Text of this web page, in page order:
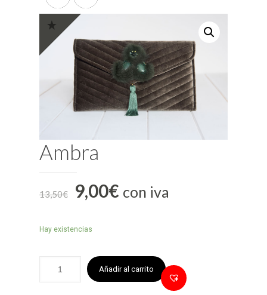
Ambra
13,50€ 9,00€ con iva
Hay existencias
Añadir al carrito